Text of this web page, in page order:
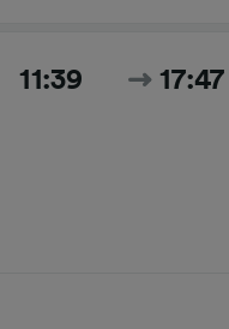
11:39 17:47